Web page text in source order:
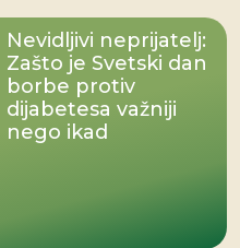
Nevidljivi neprijatelj:
Zašto je Svetski dan
borbe protiv
dijabetesa važniji
nego ikad